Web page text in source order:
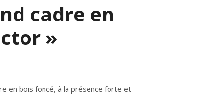
cadre en
»
en bois foncé, à la présence forte et